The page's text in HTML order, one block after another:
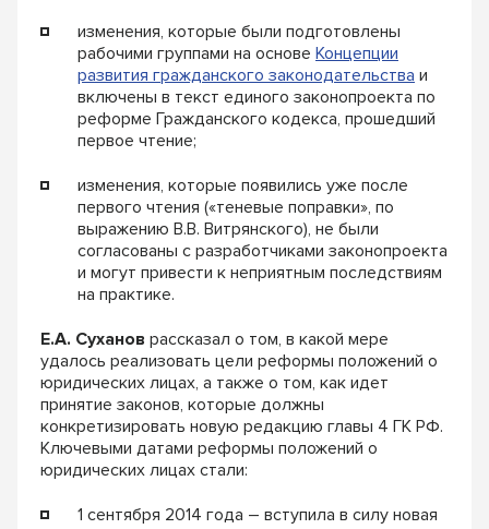
изменения, которые были подготовлены
рабочими группами на основе Концепции
развития гражданского законодательства и
включены в текст единого законопроекта по
реформе Гражданского кодекса, прошедший
первое чтение;
изменения, которые появились уже после
первого чтения («теневые поправки», по
выражению В.В. Витрянского), не были
согласованы с разработчиками законопроекта
и могут привести к неприятным последствиям
на практике.
Е.А. Суханов рассказал о том, в какой мере
удалось реализовать цели реформы положений о
юридических лицах, а также о том, как идет
принятие законов, которые должны
конкретизировать новую редакцию главы 4 ГК РФ.
Ключевыми датами реформы положений о
юридических лицах стали:
1 сентября 2014 года – вступила в силу новая